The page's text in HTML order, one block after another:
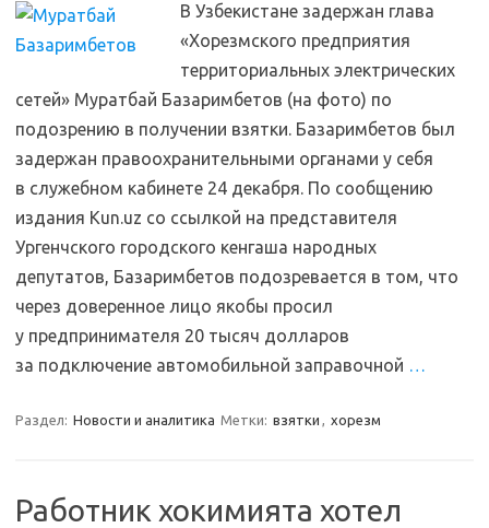
В Узбекистане задержан глава
«Хорезмского предприятия
территориальных электрических
сетей» Муратбай Базаримбетов (на фото) по
подозрению в получении взятки. Базаримбетов был
задержан правоохранительными органами у себя
в служебном кабинете 24 декабря. По сообщению
издания Kun.uz со ссылкой на представителя
Ургенчского городского кенгаша народных
депутатов, Базаримбетов подозревается в том, что
через доверенное лицо якобы просил
у предпринимателя 20 тысяч долларов
за подключение автомобильной заправочной …
Раздел: Новости и аналитика Метки: взятки , хорезм
Работник хокимията хотел